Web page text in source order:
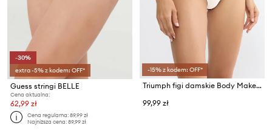
-30%
extra -5% z kodem: OFF*
Guess stringi BELLE
Cena aktualna:
62,99 zł
Cena regularna:89,99 zł
Najniższa cena:89,99 zł
-15% z kodem: OFF*
Triumph figi damskie Body Make-Up Illusion Lace
99,99 zł